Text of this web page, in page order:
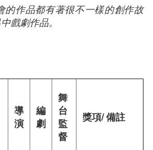
的作品都有著很不一樣的創作故
戲劇作品。
導
演
編
劇
舞
台
監
督
獎項/ 備註